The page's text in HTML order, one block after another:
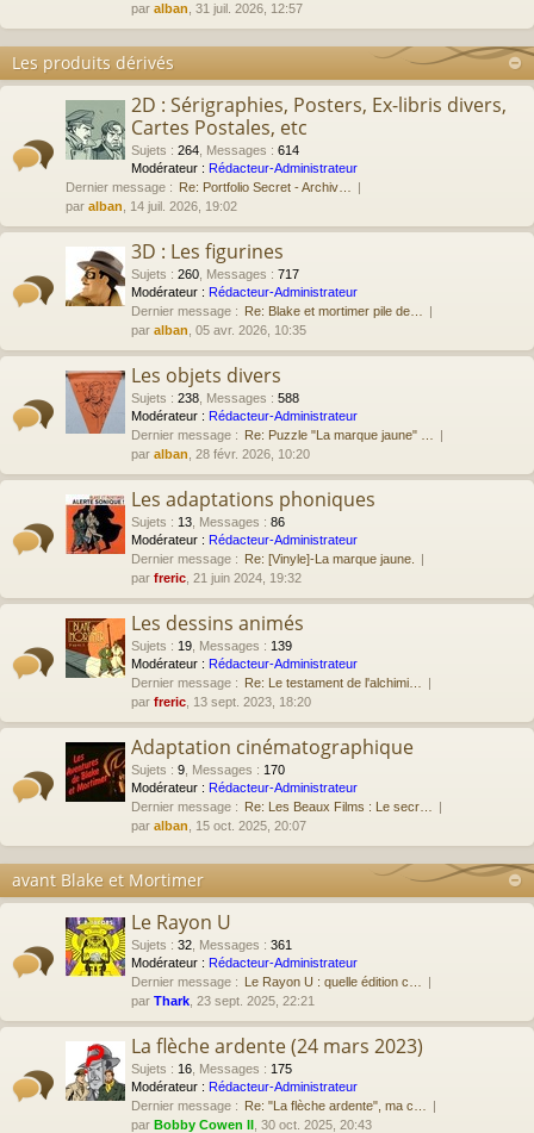
par alban , 31 juil. 2026, 12:57
Les produits dérivés
2D : Sérigraphies, Posters, Ex-libris divers,
Cartes Postales, etc
Sujets : 264 Messages : 614
Modérateur : Rédacteur-Administrateur
Dernier message : Re: Portfolio Secret - Archiv…
par alban , 14 juil. 2026, 19:02
3D : Les figurines
Sujets : 260 Messages : 717
Modérateur : Rédacteur-Administrateur
Dernier message : Re: Blake et mortimer pile de…
par alban , 05 avr. 2026, 10:35
Les objets divers
Sujets : 238 Messages : 588
Modérateur : Rédacteur-Administrateur
Dernier message : Re: Puzzle "La marque jaune" …
par alban , 28 févr. 2026, 10:20
Les adaptations phoniques
Sujets : 13 Messages : 86
Modérateur : Rédacteur-Administrateur
Dernier message : Re: [Vinyle]-La marque jaune.
par freric , 21 juin 2024, 19:32
Les dessins animés
Sujets : 19 Messages : 139
Modérateur : Rédacteur-Administrateur
Dernier message : Re: Le testament de l'alchimi…
par freric , 13 sept. 2023, 18:20
Adaptation cinématographique
Sujets : 9 Messages : 170
Modérateur : Rédacteur-Administrateur
Dernier message : Re: Les Beaux Films : Le secr…
par alban , 15 oct. 2025, 20:07
avant Blake et Mortimer
Le Rayon U
Sujets : 32 Messages : 361
Modérateur : Rédacteur-Administrateur
Dernier message : Le Rayon U : quelle édition c…
par Thark , 23 sept. 2025, 22:21
La flèche ardente (24 mars 2023)
Sujets : 16 Messages : 175
Modérateur : Rédacteur-Administrateur
Dernier message : Re: "La flèche ardente", ma c…
par Bobby Cowen II , 30 oct. 2025, 20:43